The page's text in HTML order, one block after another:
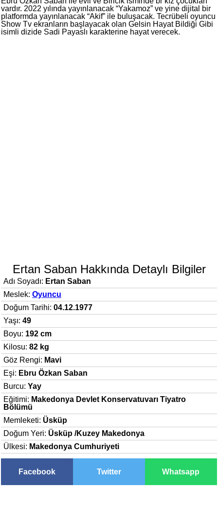
vardır. 2022 yılında yayınlanacak “Yakamoz” ve yine dijital bir
platformda yayınlanacak “Akif” ile buluşacak. Tecrübeli oyuncu
Show Tv ekranların başlayacak olan Gelsin Hayat Bildiği Gibi
isimli dizide Sadi Payaslı karakterine hayat verecek.
Ertan Saban Hakkında Detaylı Bilgiler
Adı Soyadı: Ertan Saban
Meslek: Oyuncu
Doğum Tarihi: 04.12.1977
Yaşı: 49
Boyu: 192 cm
Kilosu: 82 kg
Göz Rengi: Mavi
Eşi: Ebru Özkan Saban
Burcu: Yay
Eğitimi: Makedonya Devlet Konservatuvarı Tiyatro
Bölümü
Memleketi: Üsküp
Doğum Yeri: Üsküp /Kuzey Makedonya
Ülkesi: Makedonya Cumhuriyeti
Facebook Twitter Whatsapp